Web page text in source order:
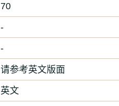
70
-
-
请参考英文版面
英文